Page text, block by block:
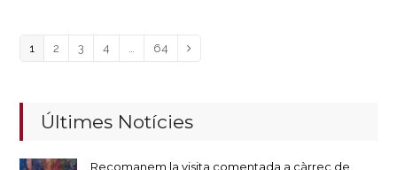
Page
1 Page
2 Page
3 Page
4 … Page
64 Next
Últimes Notícies
Recomanem la visita comentada a càrrec de